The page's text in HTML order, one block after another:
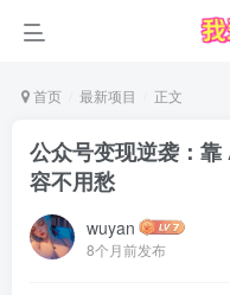
首页 最新项目 正文
公众号变现逆袭：
容不用愁
wuyan
8个月前发布